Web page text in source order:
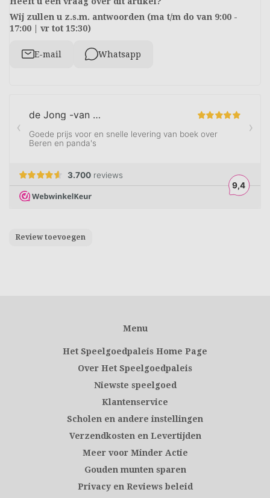
Wij zullen u z.s.m. antwoorden (ma t/m do van 9:00 -
17:00 | vr tot 15:30)
E-mail Whatsapp
Review toevoegen
Menu
Het Speelgoedpaleis Home Page
Over Het Speelgoedpaleis
Niewste speelgoed
Klantenservice
Scholen en andere instellingen
Verzendkosten en Levertijden
Meer voor Minder Actie
Gouden munten sparen
Privacy en Reviews beleid